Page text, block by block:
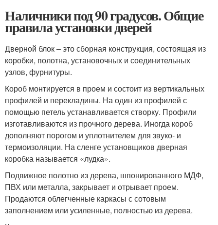
Наличники под 90 градусов. Общие
правила установки дверей
Дверной блок – это сборная конструкция, состоящая из
коробки, полотна, установочных и соединительных
узлов, фурнитуры.
Короб монтируется в проем и состоит из вертикальных
профилей и перекладины. На один из профилей с
помощью петель устанавливается створку. Профили
изготавливаются из прочного дерева. Иногда короб
дополняют порогом и уплотнителем для звуко- и
термоизоляции. На сленге установщиков дверная
коробка называется «лудка».
Подвижное полотно из дерева, шпонированного МДФ,
ПВХ или металла, закрывает и отрывает проем.
Продаются облегченные каркасы с сотовым
заполнением или усиленные, полностью из дерева.